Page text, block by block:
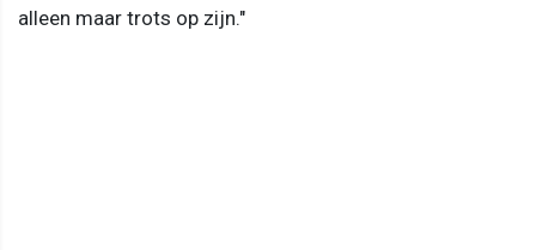
alleen maar trots op zijn."